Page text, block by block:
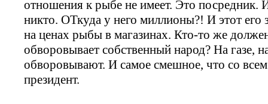
отношения к рыбе не имеет. Это посредник.
никто. ОТкуда у него миллионы?! И этот его
на ценах рыбы в магазинах. Кто-то же
обворовывает собственный народ? На газе,
обворовывают. И самое смешное, что со всем
президент.